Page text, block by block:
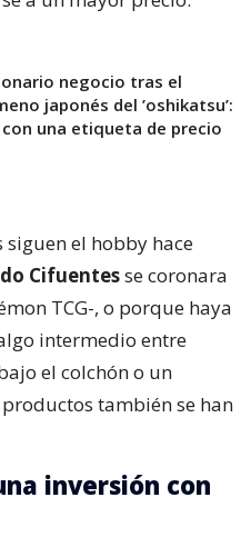
negocio tras el
japonés del ’oshikatsu’:
una etiqueta de precio
siguen el hobby hace
Cifuentesse coronara
TCG-, o porque haya
intermedio entre
el colchón o un
también se han
inversión con